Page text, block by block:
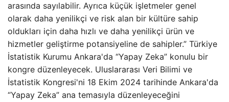
arasında sayılabilir. Ayrıca küçük işletmeler genel
olarak daha yenilikçi ve risk alan bir kültüre sahip
oldukları için daha hızlı ve daha yenilikçi ürün ve
hizmetler geliştirme potansiyeline de sahipler.” Türkiye
İstatistik Kurumu Ankara'da “Yapay Zeka” konulu bir
kongre düzenleyecek. Uluslararası Veri Bilimi ve
İstatistik Kongresi'ni 18 Ekim 2024 tarihinde Ankara'da
“Yapay Zeka” ana temasıyla düzenleyeceğini